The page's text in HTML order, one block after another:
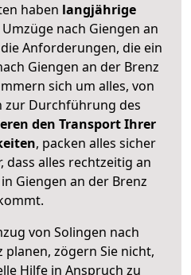
haben langjährige
nach Giengen an
Anforderungen, die ein
Giengen an der Brenz
sich um alles, von
zur Durchführung des
den Transport Ihrer
, packen alles sicher
dass alles rechtzeitig an
Giengen an der Brenz
von Solingen nach
planen, zögern Sie nicht,
Hilfe in Anspruch zu